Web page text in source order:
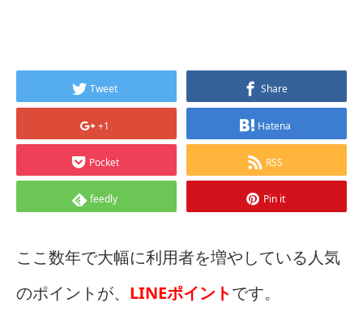
Tweet Share
+1 Hatena
Pocket RSS
feedly Pin it
ここ数年で大幅に利用者を増やしている人気
のポイントが、 LINEポイントです。